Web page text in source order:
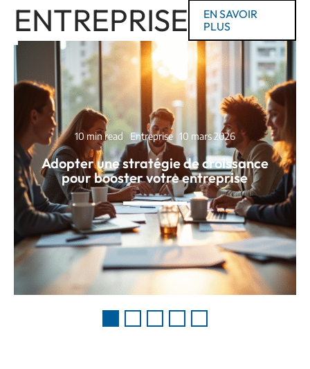
ENTREPRISE
EN SAVOIR
PLUS
10 min read Entreprise 10 mars 2026
Adopter une stratégie de croissance
pour booster votre entreprise